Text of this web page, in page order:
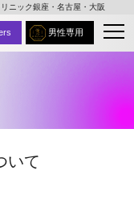
ニック銀座・名古屋・大阪
男性専用
いて